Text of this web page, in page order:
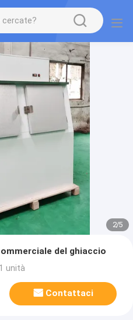
2/5
del ghiaccio
unità
Contattaci